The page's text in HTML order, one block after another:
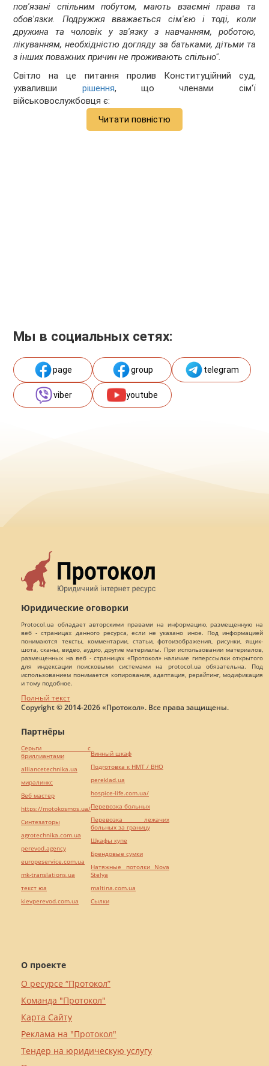
пов'язані спільним побутом, мають взаємні права та
обов'язки. Подружжя вважається сім'єю і тоді, коли
дружина та чоловік у зв'язку з навчанням, роботою,
лікуванням, необхідністю догляду за батьками, дітьми та
з інших поважних причин не проживають спільно".
Світло на це питання пролив Конституційний суд,
ухваливши рішення, що членами сім'ї
військовослужбовця є:
Читати повністю
Мы в социальных сетях:
page group telegram
viber youtube
Юридические оговорки
Protocol.ua обладает авторскими правами на информацию, размещенную на
веб - страницах данного ресурса, если не указано иное. Под информацией
понимаются тексты, комментарии, статьи, фотоизображения, рисунки, ящик-
шота, сканы, видео, аудио, другие материалы. При использовании материалов,
размещенных на веб - страницах «Протокол» наличие гиперссылки открытого
для индексации поисковыми системами на protocol.ua обязательна. Под
использованием понимается копирования, адаптация, рерайтинг, модификация
и тому подобное.
Полный текст
Copyright © 2014-2026 «Протокол». Все права защищены.
О проекте
О ресурсе “Протокол”
Команда "Протокол"
Карта Сайту
Реклама на "Протокол"
Тендер на юридическую услугу
Партнёры
Серьги с
бриллиантами
alliancetechnika.ua
миралинкс
Веб мастер
https://motokosmos.ua/
Синтезаторы
agrotechnika.com.ua
perevod.agency
europeservice.com.ua
mk-translations.ua
текст юа
kievperevod.com.ua
Винный шкаф
Подготовка к НМТ / ВНО
pereklad.ua
hospice-life.com.ua/
Перевозка больных
Перевозка лежачих
больных за границу
Шкафы купе
Брендовые сумки
Натяжные потолки Nova
Stelya
maltina.com.ua
Cылки